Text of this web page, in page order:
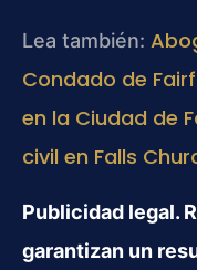
Lea también:
Condado de
en la Ciudad de
civil en Falls
Publicidad legal.
garantizan un